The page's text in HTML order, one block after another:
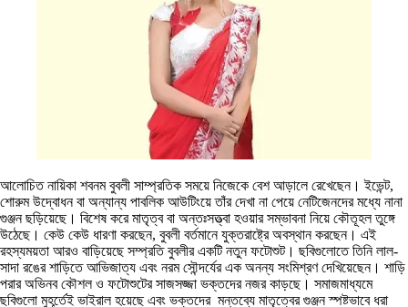
আলোচিত নায়িকা শবনম বুবলী সাম্প্রতিক সময়ে নিজেকে বেশ আড়ালে রেখেছেন। ইভেন্ট,
শোরুম উদ্বোধন বা অন্যান্য পাবলিক আউটিংয়ে তাঁর দেখা না পেয়ে নেটিজেনদের মধ্যে নানা
গুঞ্জন ছড়িয়েছে। বিশেষ করে মাতৃত্ব বা অন্তঃসত্ত্বা হওয়ার সম্ভাবনা নিয়ে কৌতূহল তুঙ্গে
উঠেছে। কেউ কেউ ধারণা করছেন, বুবলী বর্তমানে যুক্তরাষ্ট্রে অবস্থান করছেন। এই
রহস্যময়তা আরও বাড়িয়েছে সম্প্রতি বুবলীর একটি নতুন ফটোশুট। ছবিগুলোতে তিনি লাল-
সাদা রঙের শাড়িতে আভিজাত্য এবং নরম সৌন্দর্যের এক অনন্য সংমিশ্রণ দেখিয়েছেন। শাড়ি
পরার অভিনব কৌশল ও ফটোশুটের সাজসজ্জা ভক্তদের নজর কাড়ছে। সমাজমাধ্যমে
ছবিগুলো মুহূর্তেই ভাইরাল হয়েছে এবং ভক্তদের মন্তব্যে মাতৃত্বের গুঞ্জন স্পষ্টভাবে ধরা